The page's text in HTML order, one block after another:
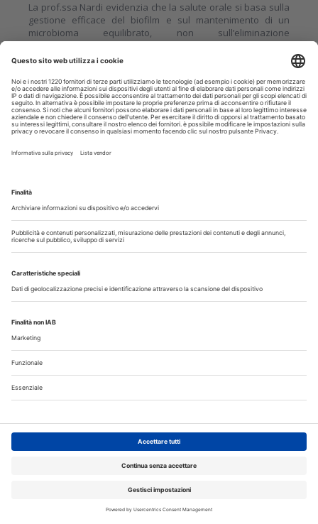
La prof.ssa Nardi evidenzia che la salute orale si basa sulla
gestione efficace del biofilm e sul mantenimento di un
microbioma equilibrato, non sull’eliminazione
diProf.ssa Gianna Maria Nardi
Approfondisci
CRONACA 30 Luglio 2026
Piemonte
Regione Piemonte e Consulta delle Fondazioni di Origine
Bancaria finanziano progetto screening neonatale e
odontoiatria solidale
Approfondisci
APPROFONDIMENTI
I 10 indispensabili strumenti per la salute
dentale da mettere in valigia
Straumann ha chiesto dei suggerimenti da dare ai lettori
Suggerimenti che, se condivisi, possono essere replicati ai